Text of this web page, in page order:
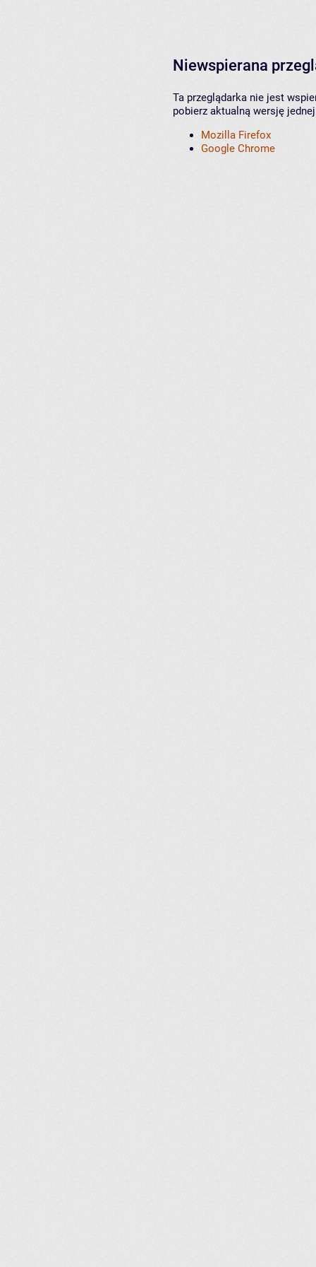
Niewspierana
Ta przeglądarka nie jest
pobierz aktualną wersję
Mozilla Firefox
Google Chrome